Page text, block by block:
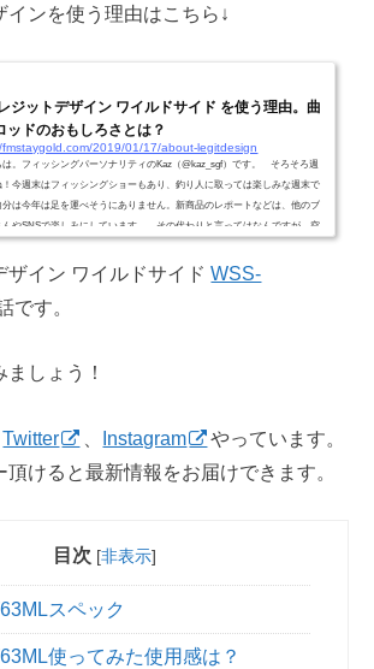
インを使う理由はこちら↓
ジットデザイン ワイルドサイド を使う理由。曲
ッドのおもしろさとは？
2019/01/17/about-legitdesign
は。フィッシングパーソナリティのKaz（@kaz_sgf）です。 そろそろ週
！今週末はフィッシングショーもあり、釣り人に取っては楽しみな週末で
分は今年は足を運べそうにありません。新商品のレポートなどは、他のブ
んやSNSで楽しみにしています。 その代わりと言ってはなんですが、空
実際のフィールドの様子や、自分が使ってみてのタックルのフィーリング
レッションを大事に出来ればと思っています。とは...
ザイン ワイルドサイドWSS-
です。
しょう！
Twitter Instagram
やっています。
けると最新情報をお届けできます。
目次 [非表示]
スペック
使ってみた使用感は？